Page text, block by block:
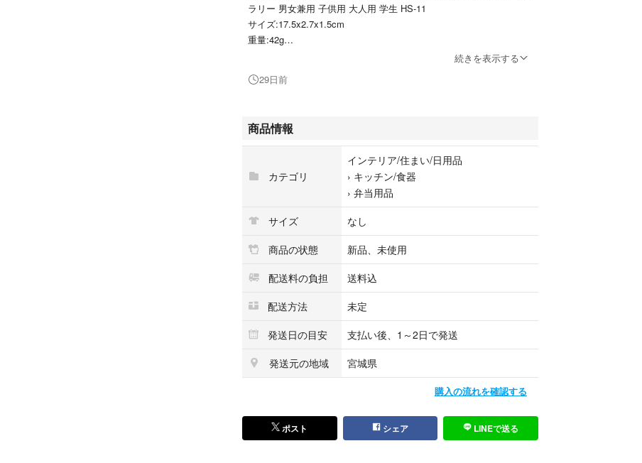
ラリー 男女兼用 子供用 大人用 学生 HS-11
サイズ:17.5x2.7x1.5cm
重量:42g
素材:【本体】ポリプロピレン【フタ･安全箸】アクリロニトリルスチ
生産国:日本
た箸箱セット
●食洗機対応のお箸と箸箱のセットです。
●スライド式で開閉しやすい。
●お箸はすべり止め加工を施しています。
●抗菌剤添加。銀イオンの抗菌力が樹脂表面の細菌の増殖を抑制しま
●安心安全の日本製です。
5055B0CB9QNRL2dcc2
最後までご確認頂き誠にありがとうございました。
上記をご確認頂き、ご購入いただけましたら幸いです。
何かご不明な点がございましたらお気軽にメッセージからお問い合わ
続きを表示する
29日前
商品情報
カテゴリ
インテリア/住まい/日用品
› キッチン/食器
› 弁当用品
サイズ
なし
商品の状態
新品、未使用
配送料の負担
送料込
配送方法
未定
発送日の目安
支払い後、1～2日で発送
発送元の地域
宮城県
購入の流れを確認する
ポスト シェア LINEで送る